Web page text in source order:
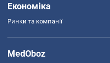
Економіка
Ринки та компанії
MedOboz